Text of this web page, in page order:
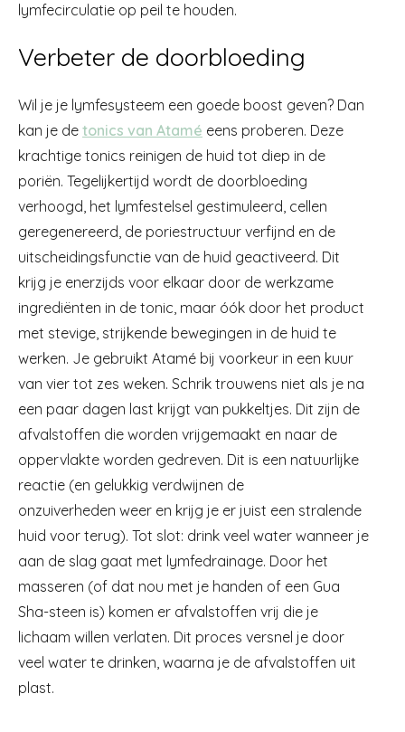
lymfecirculatie op peil te houden.
Verbeter de doorbloeding
Wil je je lymfesysteem een goede boost geven? Dan
kan je de tonics van Atamé eens proberen. Deze
krachtige tonics reinigen de huid tot diep in de
poriën. Tegelijkertijd wordt de doorbloeding
verhoogd, het lymfestelsel gestimuleerd, cellen
geregenereerd, de poriestructuur verfijnd en de
uitscheidingsfunctie van de huid geactiveerd. Dit
krijg je enerzijds voor elkaar door de werkzame
ingrediënten in de tonic, maar óók door het product
met stevige, strijkende bewegingen in de huid te
werken. Je gebruikt Atamé bij voorkeur in een kuur
van vier tot zes weken. Schrik trouwens niet als je na
een paar dagen last krijgt van pukkeltjes. Dit zijn de
afvalstoffen die worden vrijgemaakt en naar de
oppervlakte worden gedreven. Dit is een natuurlijke
reactie (en gelukkig verdwijnen de
onzuiverheden weer en krijg je er juist een stralende
huid voor terug). Tot slot: drink veel water wanneer je
aan de slag gaat met lymfedrainage. Door het
masseren (of dat nou met je handen of een Gua
Sha-steen is) komen er afvalstoffen vrij die je
lichaam willen verlaten. Dit proces versnel je door
veel water te drinken, waarna je de afvalstoffen uit
plast.